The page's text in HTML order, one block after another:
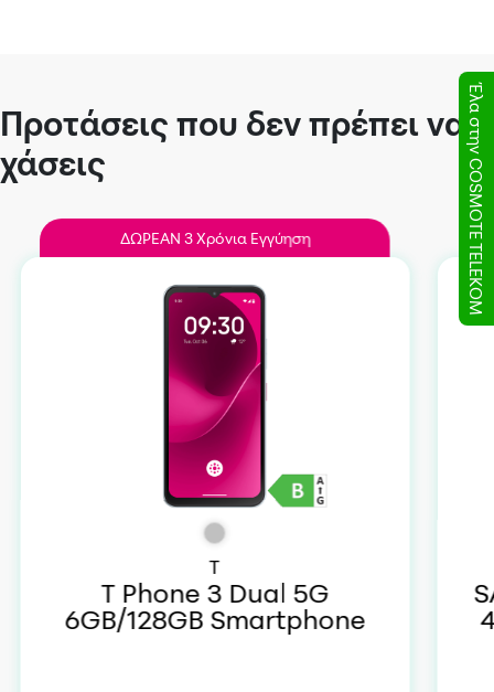
Προτάσεις που δεν πρέπει να
χάσεις
ΔΩΡEAN 3 Χρόνια Εγγύηση
T
T Phone 3 Dual 5G
6GB/128GB Smartphone
Έλα στην COSMOTE TELEKOM